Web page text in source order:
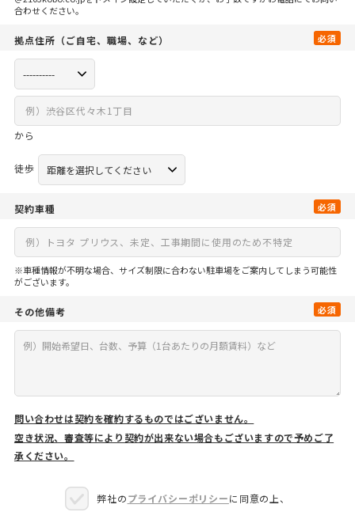
合わせください。
拠点住所 （ご自宅、 職場、など） 必須
から
徒歩
契約車種 必須
※車種情報が不明な場合、サイズ制限に合わない駐車場をご案内してしまう可能性
がございます。
その他備考 必須
問い合わせは契約を確約するものではございません。
空き状況、審査等により契約が出来ない場合もございますので予めご了
承ください。
弊社のプライバシーポリシーに同意の上、